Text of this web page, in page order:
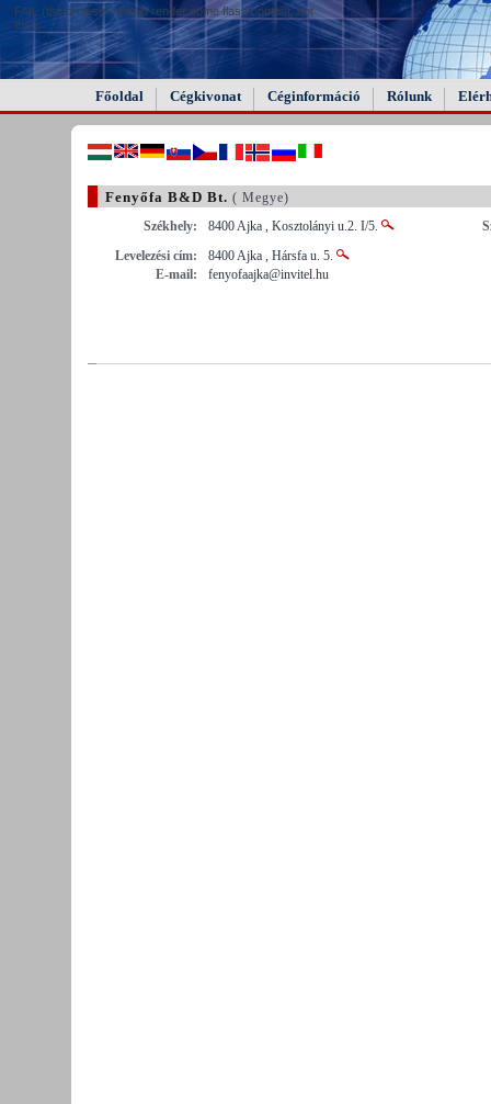
FAIL (the browser should render some flash content, not
this).
Főoldal Cégkivonat Céginformáció Rólunk
Fenyőfa B&D Bt. ( Megye)
Székhely:
8400 Ajka , Kosztolányi u.2. I/5.
Levelezési cím:
8400 Ajka , Hársfa u. 5.
E-mail:
fenyofaajka@invitel.hu